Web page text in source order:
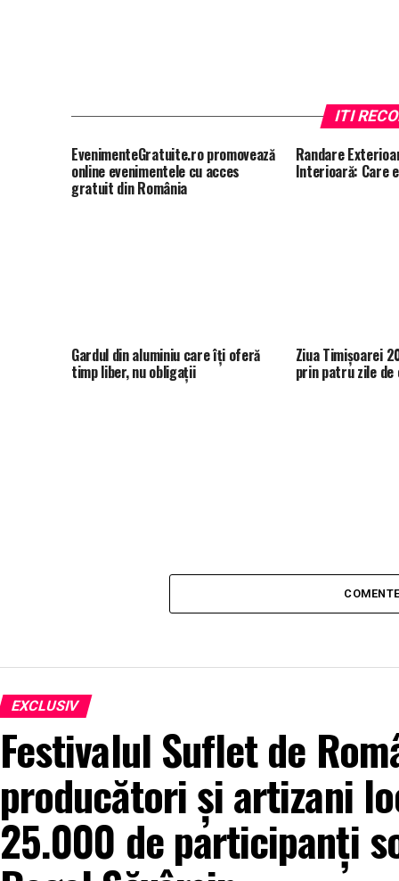
ITI
EvenimenteGratuite.ro promovează
online evenimentele cu acces
gratuit din România
Randare
Interioară: Care
Gardul din aluminiu care îți oferă
timp liber, nu obligații
Ziua Timișoarei
prin patru zile de
EXCLUSIV
Festivalul Suflet de
producători și artizani
25.000 de participanți